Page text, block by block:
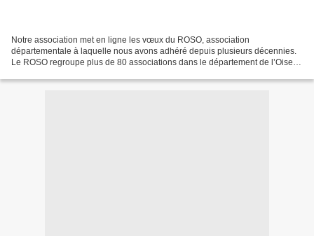
Notre association met en ligne les vœux du ROSO, association
départementale à laquelle nous avons adhéré depuis plusieurs décennies.
Le ROSO regroupe plus de 80 associations dans le département de l’Oise.